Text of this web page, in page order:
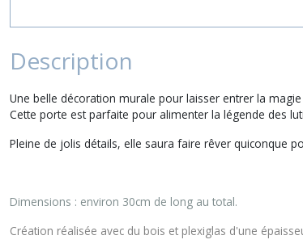
Description
Une belle décoration murale pour laisser entrer la magie
Cette porte est parfaite pour alimenter la légende des
Pleine de jolis détails, elle saura faire rêver quiconque
Dimensions : environ 30cm de long au total.
Création réalisée avec du bois et plexiglas d'une